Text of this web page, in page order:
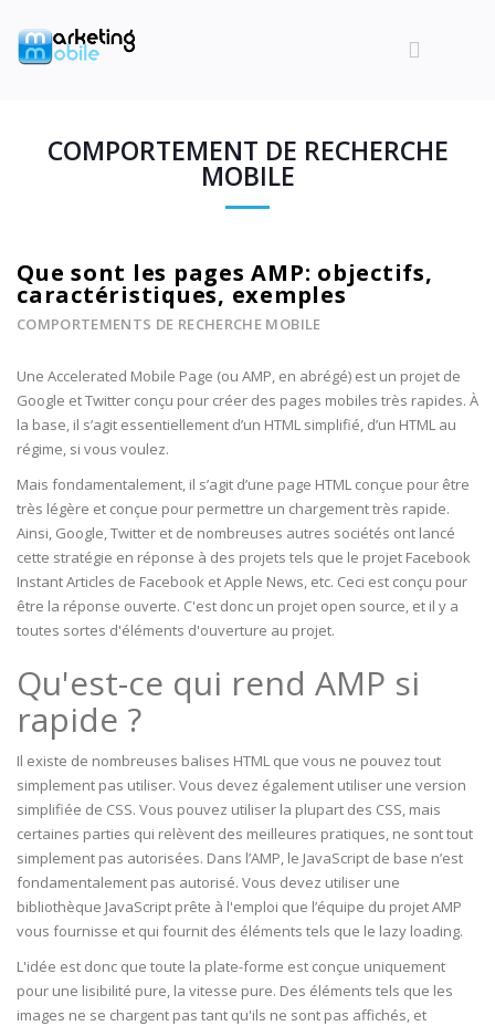
COMPORTEMENT DE RECHERCHE
MOBILE
Que sont les pages AMP: objectifs,
caractéristiques, exemples
COMPORTEMENTS DE RECHERCHE MOBILE
Une Accelerated Mobile Page (ou AMP, en abrégé) est un projet de
Google et Twitter conçu pour créer des pages mobiles très rapides. À
la base, il s’agit essentiellement d’un HTML simplifié, d’un HTML au
régime, si vous voulez.
Mais fondamentalement, il s’agit d’une page HTML conçue pour être
très légère et conçue pour permettre un chargement très rapide.
Ainsi, Google, Twitter et de nombreuses autres sociétés ont lancé
cette stratégie en réponse à des projets tels que le projet Facebook
Instant Articles de Facebook et Apple News, etc. Ceci est conçu pour
être la réponse ouverte. C'est donc un projet open source, et il y a
toutes sortes d'éléments d'ouverture au projet.
Qu'est-ce qui rend AMP si
rapide ?
Il existe de nombreuses balises HTML que vous ne pouvez tout
simplement pas utiliser. Vous devez également utiliser une version
simplifiée de CSS. Vous pouvez utiliser la plupart des CSS, mais
certaines parties qui relèvent des meilleures pratiques, ne sont tout
simplement pas autorisées. Dans l’AMP, le JavaScript de base n’est
fondamentalement pas autorisé. Vous devez utiliser une
bibliothèque JavaScript prête à l'emploi que l’équipe du projet AMP
vous fournisse et qui fournit des éléments tels que le lazy loading.
L'idée est donc que toute la plate-forme est conçue uniquement
pour une lisibilité pure, la vitesse pure. Des éléments tels que les
images ne se chargent pas tant qu'ils ne sont pas affichés, et